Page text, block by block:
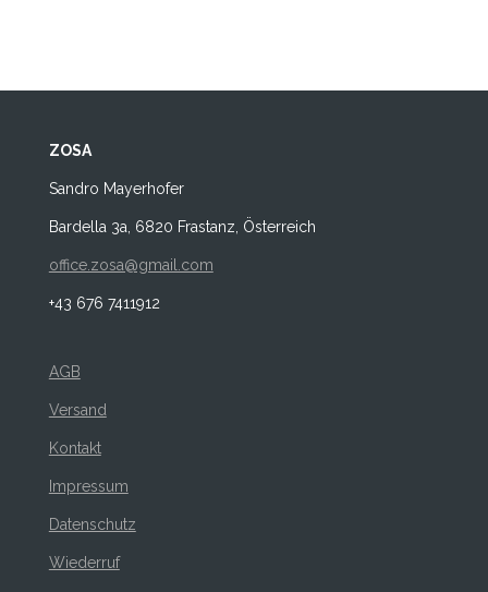
ZOSA
Sandro Mayerhofer
Bardella 3a, 6820 Frastanz, Österreich
office.zosa@gmail.com
+43 676 7411912
AGB
Versand
Kontakt
Impressum
Datenschutz
Wiederruf